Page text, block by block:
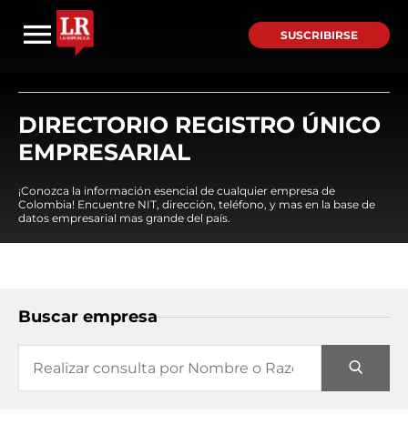
SUSCRIBIRSE
DIRECTORIO REGISTRO ÚNICO
EMPRESARIAL
¡Conozca la información esencial de cualquier empresa de
Colombia! Encuentre NIT, dirección, teléfono, y mas en la base de
datos empresarial mas grande del país.
Buscar empresa